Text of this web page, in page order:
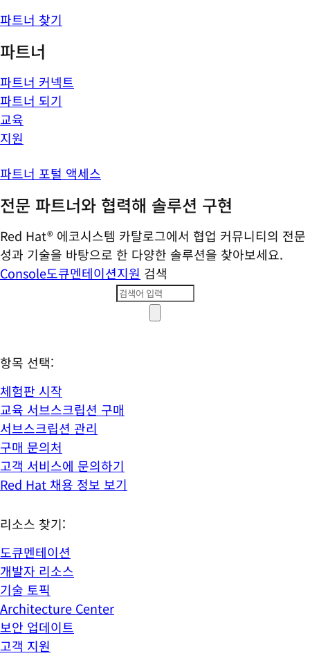
파트너 찾기
파트너
파트너 커넥트
파트너 되기
교육
지원
파트너 포털 액세스
전문 파트너와 협력해 솔루션 구현
Red Hat® 에코시스템 카탈로그에서 협업 커뮤니티의 전문
성과 기술을 바탕으로 한 다양한 솔루션을 찾아보세요.
Console도큐멘테이션지원 검색
항목 선택:
체험판 시작
교육 서브스크립션 구매
서브스크립션 관리
구매 문의처
고객 서비스에 문의하기
Red Hat 채용 정보 보기
리소스 찾기:
도큐멘테이션
개발자 리소스
기술 토픽
Architecture Center
보안 업데이트
고객 지원